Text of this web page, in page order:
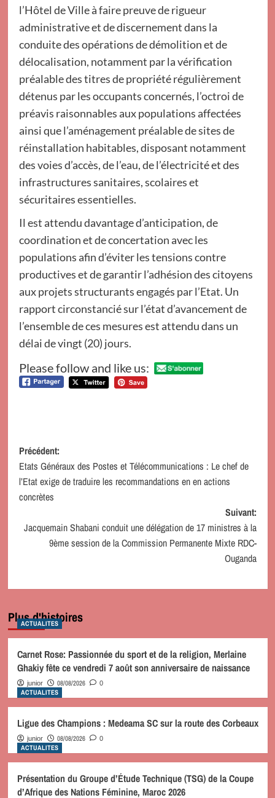
l’Hôtel de Ville à faire preuve de rigueur
administrative et de discernement dans la
conduite des opérations de démolition et de
délocalisation, notamment par la vérification
préalable des titres de propriété régulièrement
détenus par les occupants concernés, l’octroi de
préavis raisonnables aux populations affectées
ainsi que l’aménagement préalable de sites de
réinstallation habitables, disposant notamment
des voies d’accès, de l’eau, de l’électricité et des
infrastructures sanitaires, scolaires et
sécuritaires essentielles.
Il est attendu davantage d’anticipation, de
coordination et de concertation avec les
populations afin d’éviter les tensions contre
productives et de garantir l’adhésion des citoyens
aux projets structurants engagés par l’Etat. Un
rapport circonstancié sur l’état d’avancement de
l’ensemble de ces mesures est attendu dans un
délai de vingt (20) jours.
Please follow and like us:
Navigation
d’article
Précédent:
Etats Généraux des Postes et Télécommunications : Le chef de
l’Etat exige de traduire les recommandations en en actions
concrètes
Suivant:
Jacquemain Shabani conduit une délégation de 17 ministres à la
9ème session de la Commission Permanente Mixte RDC-
Ouganda
Plus d'histoires
ACTUALITES
Carnet Rose: Passionnée du sport et de la religion, Merlaine
Ghakiy fête ce vendredi 7 août son anniversaire de naissance
junior 08/08/2026 0
ACTUALITES
Ligue des Champions : Medeama SC sur la route des Corbeaux
junior 08/08/2026 0
ACTUALITES
Présentation du Groupe d’Étude Technique (TSG) de la Coupe
d’Afrique des Nations Féminine, Maroc 2026